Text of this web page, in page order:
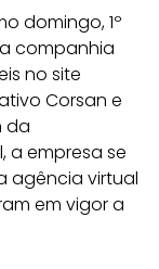
domingo, 1º
companhia
no site
Corsan e
da
a empresa se
agência virtual
em vigor a